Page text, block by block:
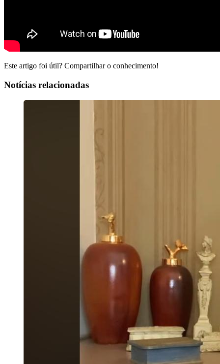
Este artigo foi útil? Compartilhar o conhecimento!
Notícias relacionadas